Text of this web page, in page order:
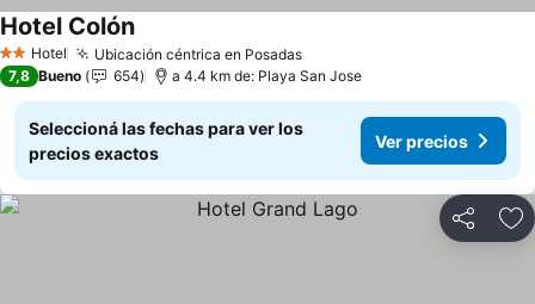
2 Estrellas
Hotel Ubicación céntrica en Posadas
Hotel Colón
7,8 Bueno 654 a 4.4 km de: Playa San Jose
Seleccioná las fechas para ver los
precios exactos
Ver precios
Compartir